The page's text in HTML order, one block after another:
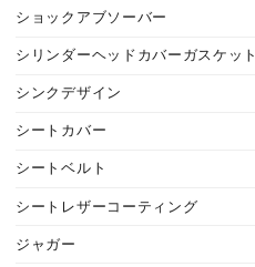
ショックアブソーバー
シリンダーヘッドカバーガスケット
シンクデザイン
シートカバー
シートベルト
シートレザーコーティング
ジャガー